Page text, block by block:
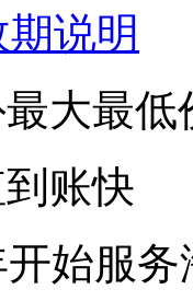
说明
大最低
账快
开始服